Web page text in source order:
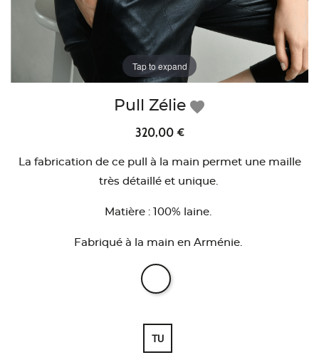
Tap to expand
Pull Zélie favorite
320,00 €
La fabrication de ce pull à la main permet une maille
très détaillé et unique.
Matière : 100% laine.
Fabriqué à la main en Arménie.
TU